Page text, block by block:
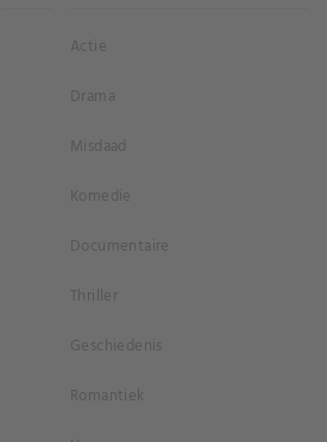
Actie
Drama
Misdaad
Komedie
Documentaire
Thriller
Geschiedenis
Romantiek